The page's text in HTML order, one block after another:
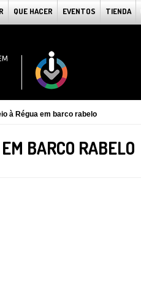
QUE HACER EVENTOS TIENDA
à Régua em barco rabelo
BARCO RABELO